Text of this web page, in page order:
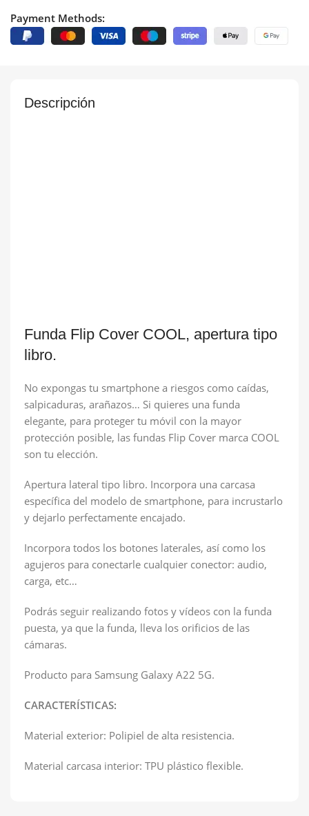
Payment Methods:
Descripción
Funda Flip Cover COOL, apertura tipo
libro.
No expongas tu smartphone a riesgos como caídas,
salpicaduras, arañazos… Si quieres una funda
elegante, para proteger tu móvil con la mayor
protección posible, las fundas Flip Cover marca COOL
son tu elección.
Apertura lateral tipo libro. Incorpora una carcasa
específica del modelo de smartphone, para incrustarlo
y dejarlo perfectamente encajado.
Incorpora todos los botones laterales, así como los
agujeros para conectarle cualquier conector: audio,
carga, etc…
Podrás seguir realizando fotos y vídeos con la funda
puesta, ya que la funda, lleva los orificios de las
cámaras.
Producto para Samsung Galaxy A22 5G.
CARACTERÍSTICAS:
Material exterior: Polipiel de alta resistencia.
Material carcasa interior: TPU plástico flexible.